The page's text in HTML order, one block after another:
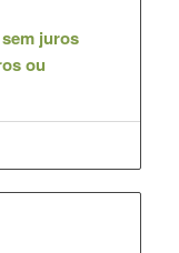
juros
ou